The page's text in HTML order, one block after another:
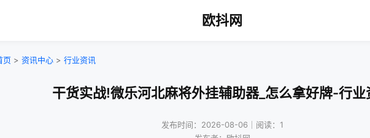
欧抖网
页 > 资讯中心 > 行业资讯
干货实战!微乐河北麻将外挂辅助器_怎么拿好牌-行业
发布时间：2026-08-06｜阅读：1